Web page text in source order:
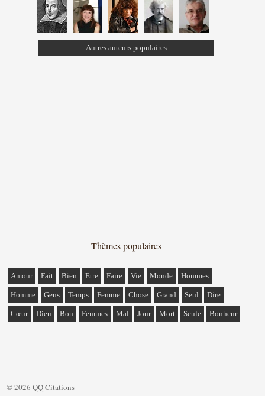
Autres auteurs populaires
Thèmes populaires
Amour Fait Bien Etre Faire Vie Monde Hommes
Homme Gens Temps Femme Chose Grand Seul Dire
Cœur Dieu Bon Femmes Mal Jour Mort Seule Bonheur
© 2026 QQ Citations